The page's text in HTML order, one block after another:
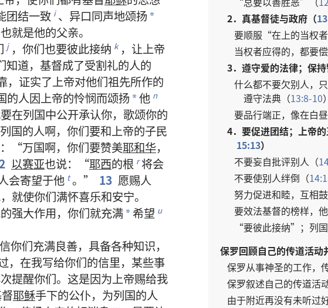
团结一致 i 、 异口同声地颂扬*
也就是他的父亲。
j ， 你们也要彼此接纳 k ， 让上帝
知道， 基督成了受割礼的人的
， 证实了上帝对他们祖先所作的
的人因上帝的怜悯而颂扬*他 n
要在列国中公开承认你， 歌颂你的
列国的人啊， 你们要和上帝的子民
：“万国啊， 你们要赞美耶和华，
以赛亚也说：“耶西的根 r 将会
会寄望于他 t 。” 13 愿赐人
， 就使你们满怀喜乐和安宁。
的强大作用， 你们就充满* 希望 u
你们充满良善， 具备各种知识，
， 在我写给你们的信里， 某些事
提醒你们。 这是因为上帝赐给我
耶稣手下的公仆， 为列国的人
2． 真基督徒与政府 （
要顺服 “在上的当权者
当权者应得的， 都要
3． 遵守爱的法律； 保持
什么都不要欠别人，
遵守法典 （13:8-10）
要品行端正， 像在白昼
4． 要促进团结； 上帝的
15:13）
不要妄自批评别人 （
不要使别人绊倒 （
努力促进和睦， 互相
要效法基督的榜样， 他
“要彼此接纳”； 列国
保罗回顾自己的传道活动
保罗从事神圣的工作，
保罗叙述自己的传道活
由于附近再没有未听过